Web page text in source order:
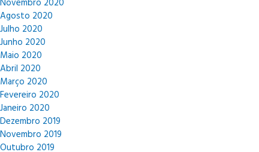
Novembro 2020
Agosto 2020
Julho 2020
Junho 2020
Maio 2020
Abril 2020
Março 2020
Fevereiro 2020
Janeiro 2020
Dezembro 2019
Novembro 2019
Outubro 2019